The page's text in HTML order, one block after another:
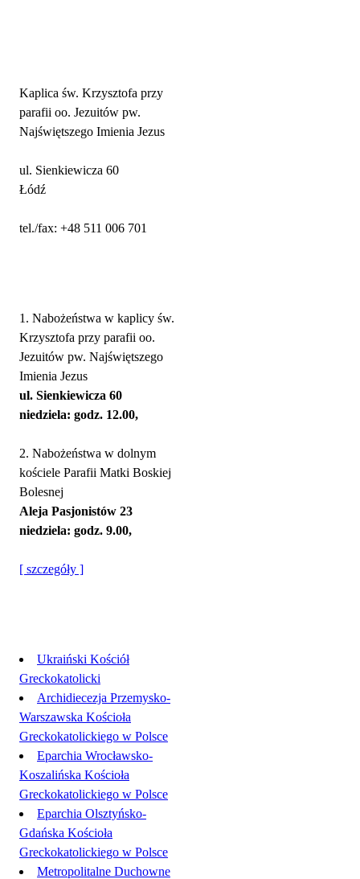
Kaplica św. Krzysztofa przy
parafii oo. Jezuitów pw.
Najświętszego Imienia Jezus
ul. Sienkiewicza 60
Łódź
tel./fax: +48 511 006 701
1. Nabożeństwa w kaplicy św.
Krzysztofa przy parafii oo.
Jezuitów pw. Najświętszego
Imienia Jezus
ul. Sienkiewicza 60
niedziela: godz. 12.00,
2. Nabożeństwa w dolnym
kościele Parafii Matki Boskiej
Bolesnej
Aleja Pasjonistów 23
niedziela: godz. 9.00,
[ szczegóły ]
Ukraiński Kościół
Greckokatolicki
Archidiecezja Przemysko-
Warszawska Kościoła
Greckokatolickiego w Polsce
Eparchia Wrocławsko-
Koszalińska Kościoła
Greckokatolickiego w Polsce
Eparchia Olsztyńsko-
Gdańska Kościoła
Greckokatolickiego w Polsce
Metropolitalne Duchowne